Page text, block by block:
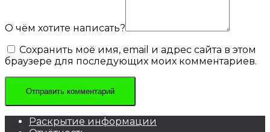
О чём хотите написать?
Сохранить моё имя, email и адрес сайта в этом
браузере для последующих моих комментариев.
Раскрытие информации